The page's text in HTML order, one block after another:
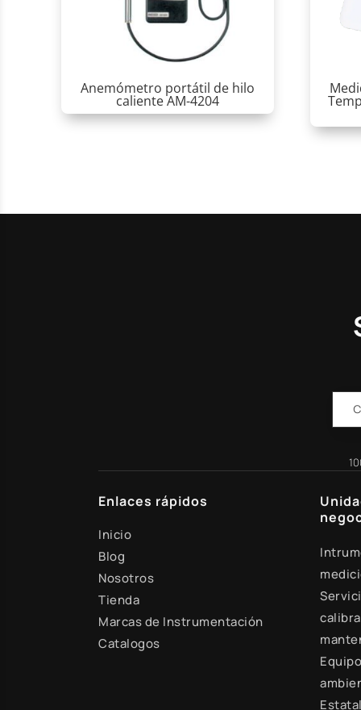
Anemómetro portátil de hilo
caliente AM-4204
Enlaces rápidos
Inicio
Blog
Nosotros
Tienda
Marcas de Instrumentación
Catalogos